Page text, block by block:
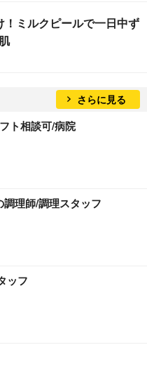
！ミルクピールで一日中ず
さらに見る
ト相談可/病院
理師/調理スタッフ
ッフ